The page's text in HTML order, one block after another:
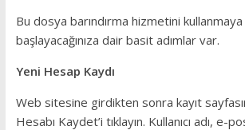
Bu dosya barındırma hizmetini kullanmaya
başlayacağınıza dair basit adımlar var.
Yeni Hesap Kaydı
Web sitesine girdikten sonra kayıt
Hesabı Kaydet’i tıklayın. Kullanıcı adı,